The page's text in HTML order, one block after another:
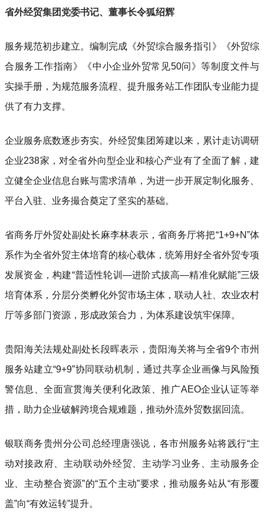
省外经贸集团党委书记、董事长令狐绍辉
服务规范初步建立。编制完成《外贸综合服务指引》《外贸综
合服务工作指南》《中小企业外贸常见50问》等制度文件与
实操手册，为规范服务流程、提升服务站工作团队专业能力提
供了有力支撑。
企业服务底数逐步夯实。外经贸集团筹建以来，累计走访调研
企业238家，对全省外向型企业和核心产业有了全面了解，建
立健全企业信息台账与需求清单，为进一步开展定制化服务、
平台入驻、业务撮合奠定了坚实的基础。
省商务厅外贸处副处长麻李林表示，省商务厅将把“1+9+N”体
系作为全省外贸主体培育的核心载体，统筹用好全省外贸专项
发展资金，构建“普适性轮训—进阶式拔高—精准化赋能”三级
培育体系，分层分类孵化外贸市场主体，联动人社、农业农村
厅等多部门资源，形成政策合力，为体系建设筑牢保障。
贵阳海关法规处副处长段晖表示，贵阳海关将与全省9个市州
服务站建立“9+9”协同联动机制，通过共享企业画像与风险预
警信息、全面宣贯海关便利化政策、推广AEO企业认证等举
措，助力企业破解跨境合规难题，推动外流外贸数据回流。
银联商务贵州分公司总经理唐强说，各市州服务站将践行“主
动对接政府、主动联动外经贸、主动学习业务、主动服务企
业、主动整合资源”的“五个主动”要求，推动服务站从“有形覆
盖”向“有效运转”提升。